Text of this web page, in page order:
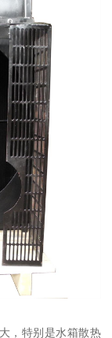
，特别是水箱散热